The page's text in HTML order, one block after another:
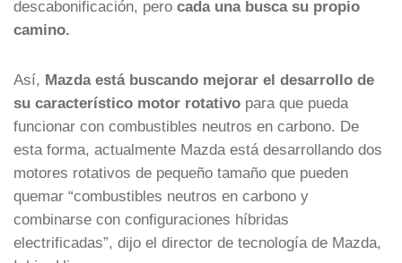
descabonificación, pero cada una busca su propio
camino.
Así, Mazda está buscando mejorar el desarrollo de
su característico motor rotativo para que pueda
funcionar con combustibles neutros en carbono. De
esta forma, actualmente Mazda está desarrollando dos
motores rotativos de pequeño tamaño que pueden
quemar “combustibles neutros en carbono y
combinarse con configuraciones híbridas
electrificadas”, dijo el director de tecnología de Mazda,